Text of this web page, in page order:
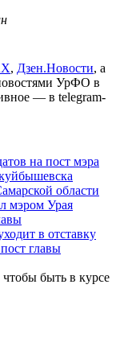
, Дзен.Новости, а
УрФО в
— в telegram-
на пост мэра
области
мэром Урая
в отставку
главы
быть в курсе